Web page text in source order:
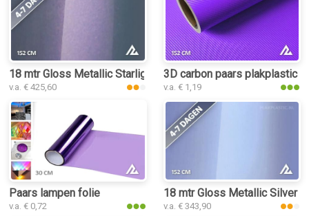
18 mtr Gloss Metallic Starlight Grey Phantom 3016 plakplastic
v.a. € 425,60
3D carbon paars plakplastic
v.a. € 1,19
Paars lampen folie
v.a. € 0,72
18 mtr Gloss Metallic Silver
v.a. € 343,90